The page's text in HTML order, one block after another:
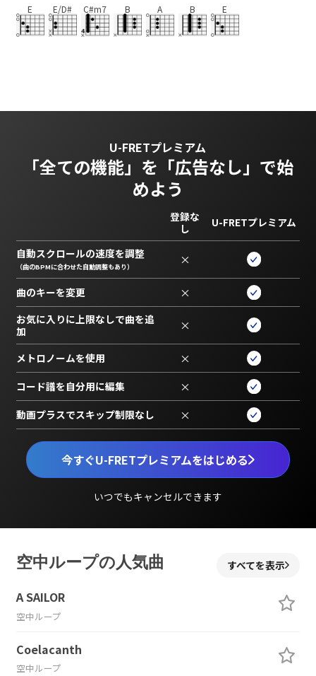
E E/D# C#m7 B A B E
U-FRETプレミアム
「全ての機能」を 「広告なし」で始
めよう
今すぐU-FRETプレミアムをはじめる
いつでもキャンセルできます
登録な
し
U-FRETプレミアム
自動スクロールの速度を調整
（曲のBPMに合わせた自動調整もあり） ×
曲のキーを変更 ×
お気に入りに上限なしで曲を追
加
×
メトロノームを使用 ×
コード譜を自分用に編集 ×
動画プラスでスキップ制限なし ×
空中ループの人気曲 すべてを表示
A SAILOR
空中ループ
Coelacanth
空中ループ